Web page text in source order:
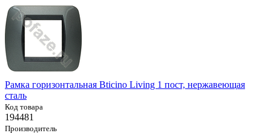
Рамка горизонтальная Bticino Living 1 пост, нержавеющая
сталь
Код товара
194481
Производитель